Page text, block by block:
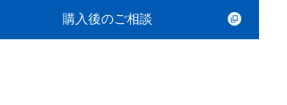
購入後のご相談